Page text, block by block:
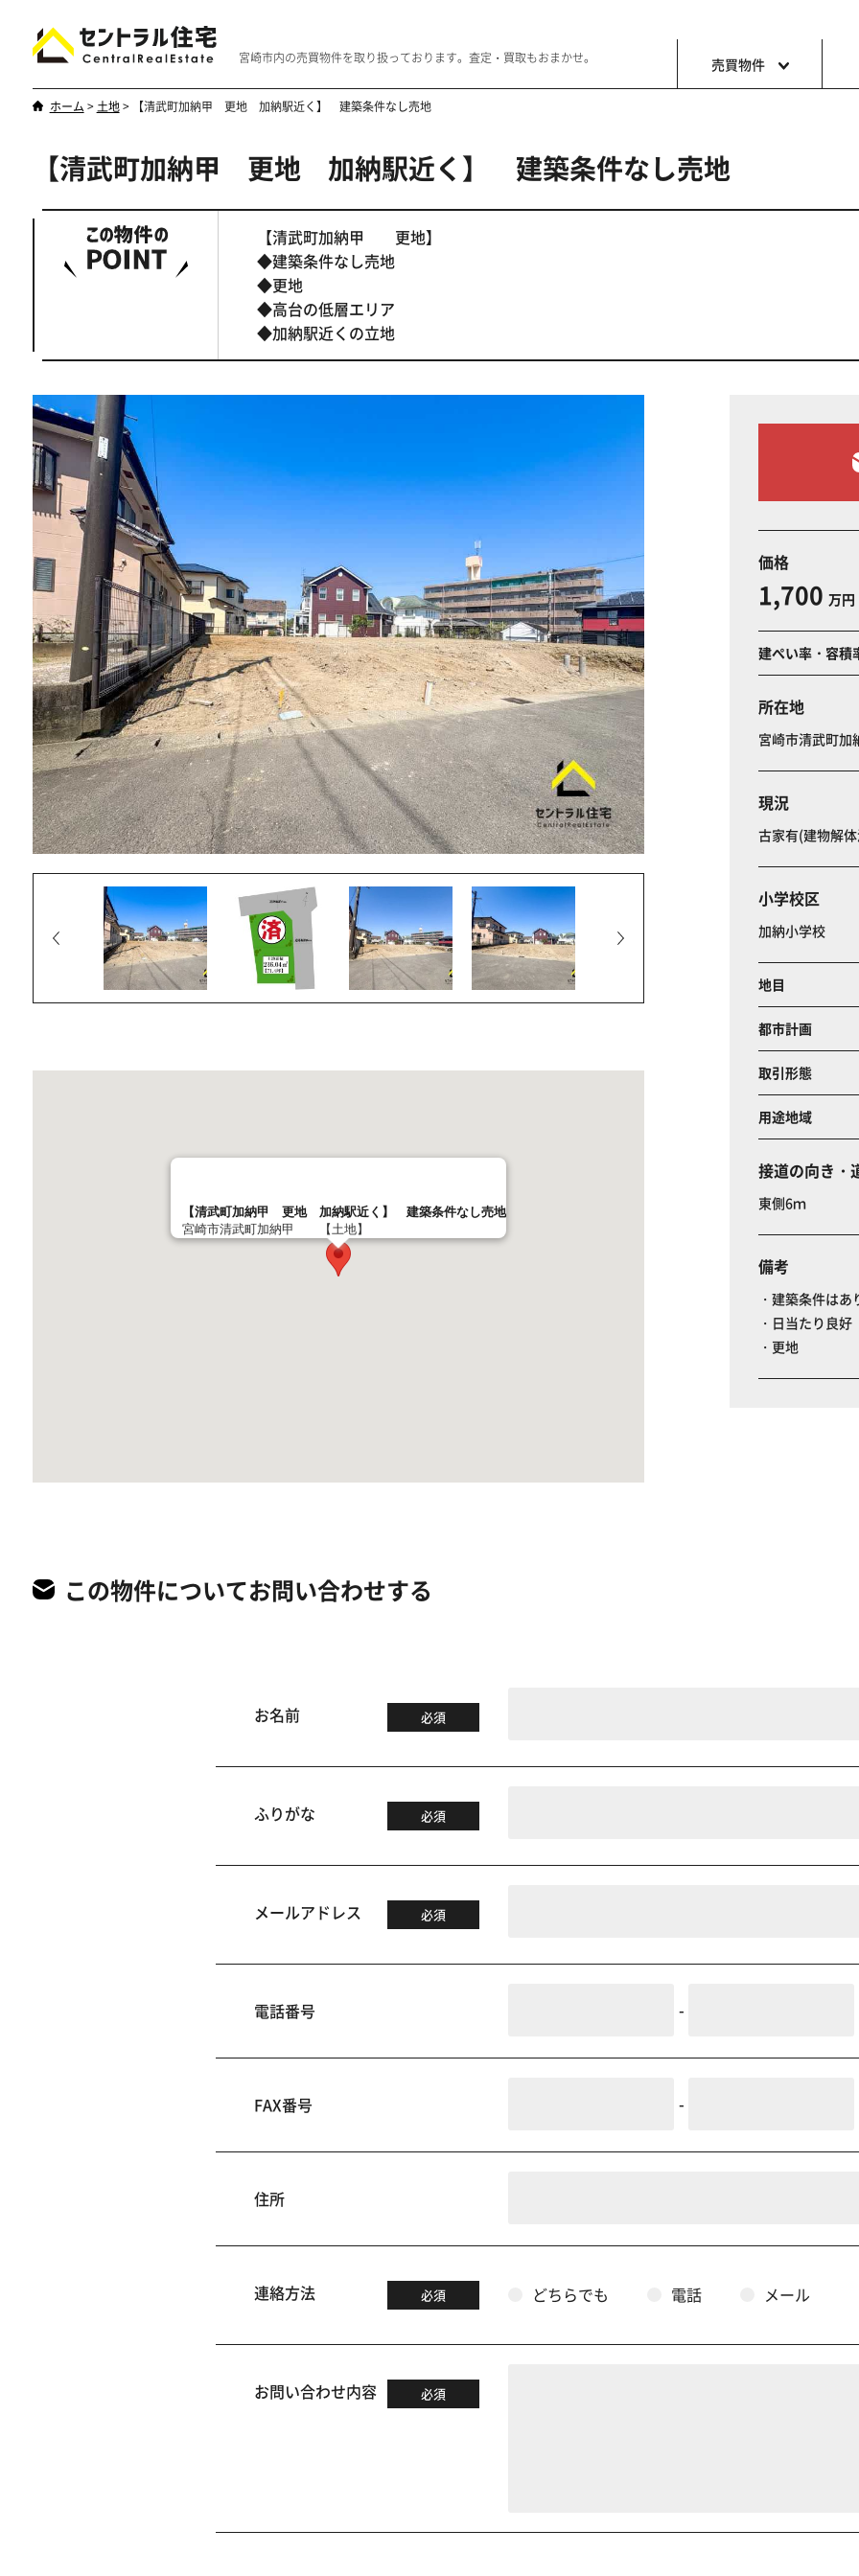
宮崎市内の売買物件を取り扱っております。査定・買取もおまかせ。 売買物件
やはり一戸建てが一番
ホーム > 土地> 【清武町加納甲 更地 加納駅近く】 建築条件なし売地
【清武町加納甲 更地 加納駅近く】 建築条件なし売地
【清武町加納甲 更地】
◆建築条件なし売地
◆更地
◆高台の低層エリア
◆加納駅近くの立地
【清武町加納甲 更地 加納駅近く】 建築条件なし売地
宮崎市清武町加納甲 【土地】
価格
1,700 万円
建ぺい率・容積
所在地
宮崎市清武町
現況
古家有(建物解
小学校区
加納小学校
地目
都市計画
取引形態
用途地域
接道の向き・
東側6ｍ
備考
・建築条件はあ
・日当たり良好
・更地
この物件についてお問い合わせする
お名前 必須
ふりがな 必須
メールアドレス 必須
電話番号 -
FAX番号 -
住所
連絡方法 必須 どちらでも 電話 メール
お問い合わせ内容 必須